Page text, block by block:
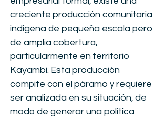
creciente producción comunitaria
indígena de pequeña escala pero
de amplia cobertura,
particularmente en territorio
Kayambi. Esta producción
compite con el páramo y requiere
ser analizada en su situación, de
modo de generar una política